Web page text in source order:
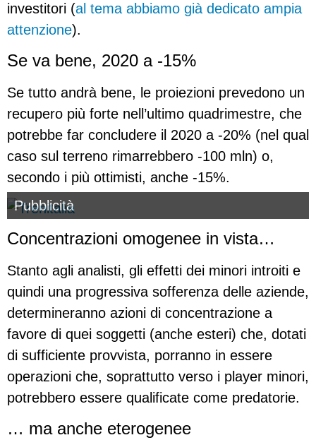
investitori (al tema abbiamo già dedicato ampia
attenzione).
Se va bene, 2020 a -15%
Se tutto andrà bene, le proiezioni prevedono un
recupero più forte nell’ultimo quadrimestre, che
potrebbe far concludere il 2020 a -20% (nel qual
caso sul terreno rimarrebbero -100 mln) o,
secondo i più ottimisti, anche -15%.
Pubblicità
Concentrazioni omogenee in vista…
Stanto agli analisti, gli effetti dei minori introiti e
quindi una progressiva sofferenza delle aziende,
determineranno azioni di concentrazione a
favore di quei soggetti (anche esteri) che, dotati
di sufficiente provvista, porranno in essere
operazioni che, soprattutto verso i player minori,
potrebbero essere qualificate come predatorie.
… ma anche eterogenee